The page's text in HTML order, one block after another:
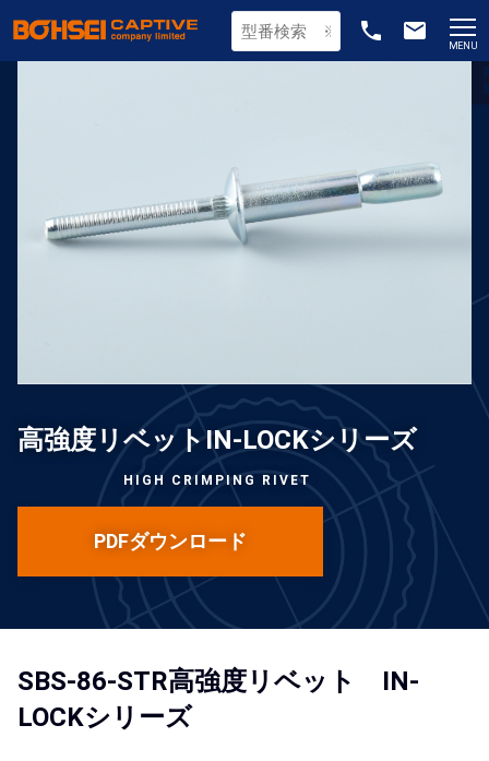
phone email
MENU
高強度リベットIN-LOCKシリーズ
HIGH CRIMPING RIVET
PDFダウンロード
SBS-86-STR高強度リベット IN-
LOCKシリーズ